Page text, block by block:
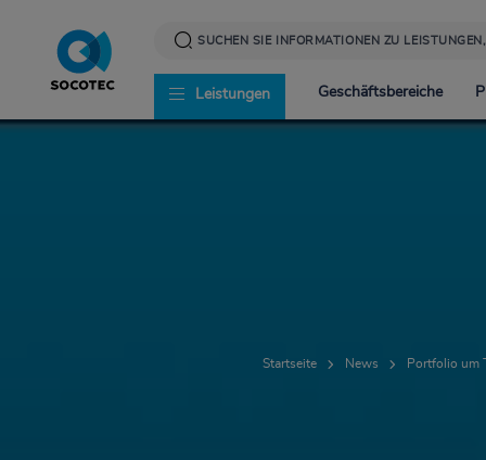
Leistungen Geschäftsbereiche
Startseite News Portfolio um